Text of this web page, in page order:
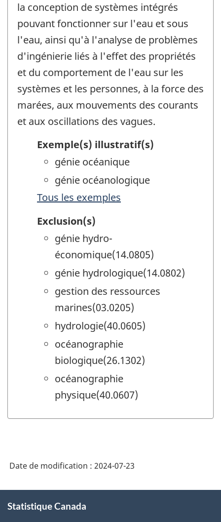
la conception de systèmes intégrés
pouvant fonctionner sur l'eau et sous
l'eau, ainsi qu'à l'analyse de problèmes
d'ingénierie liés à l'effet des propriétés
et du comportement de l'eau sur les
systèmes et les personnes, à la force des
marées, aux mouvements des courants
et aux oscillations des vagues.
Exemple(s) illustratif(s)
génie océanique
génie océanologique
Tous les exemples
Exclusion(s)
génie hydro-
économique(14.0805)
génie hydrologique(14.0802)
gestion des ressources
marines(03.0205)
hydrologie(40.0605)
océanographie
biologique(26.1302)
océanographie
physique(40.0607)
Date de modification : 2024-07-23
propos
Statistique Canada